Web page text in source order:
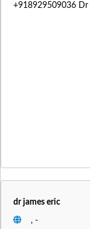
+918929509036 Dr
dr james eric
, -